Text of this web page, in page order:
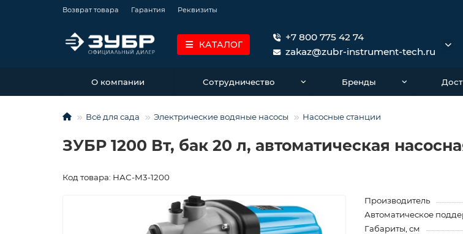
Возврат товара Гарантия Реквизиты
КАТАЛОГ
+7 800 775 42 74
zakaz@zubr-instrument-tech.ru
О компании Сотрудничество Бренды
Всё для сада Электрические водяные насосы Насосные станции
ЗУБР 1200 Вт, бак 20 л, автоматическая
Код товара: НАС-М3-1200
Производитель
Автоматическое
Габариты, см